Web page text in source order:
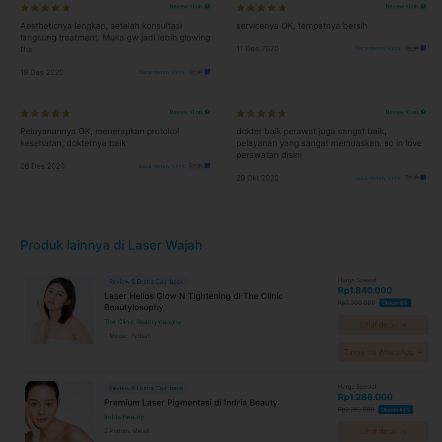
platform.
Review Klinik 🏥
Aestheticnya lengkap, setelah konsultasi
langsung treatment. Muka gw jadi lebih glowing
thx
19 Des 2020 Baca review klinik
Review Klinik 🏥
servicenya OK, tempatnya bersih
11 Des 2020 Baca review klinik
Review Klinik 🏥
Pelayanannya OK, menerapkan protokol
kesehatan, dokternya baik
06 Des 2020 Baca review klinik
Review Klinik 🏥
dokter baik perawat juga sangat baik,
pelayanan yang sangat memuaskan. so in love
perawatan disini
29 Okt 2020 Baca review klinik
Produk lainnya di Laser Wajah
Review & Ekstra Cashback
Laser Helios Glow N Tightening di The Clinic
Beautylosophy
The Clinic Beautylosophy
Medan Petisah
Harga Spesial
Rp1.840.000
Rp2.000.000 Diskon 8%
Lihat detail →
Tanya via WhatsApp →
Review & Ekstra Cashback
Premium Laser Pigmentasi di Indria Beauty
Indria Beauty
Pondok Melati
Harga Spesial
Rp1.288.000
Rp2.250.000 Diskon 43%
Lihat detail →